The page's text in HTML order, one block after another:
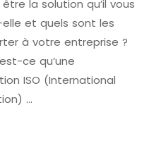
la solution qu’il vous
et quels sont les
à votre entreprise ?
ce qu’une
ISO (International
…